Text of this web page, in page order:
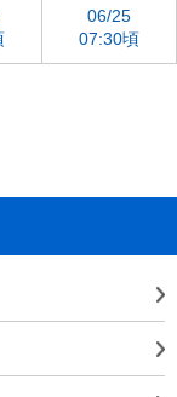
06/25
07:30頃